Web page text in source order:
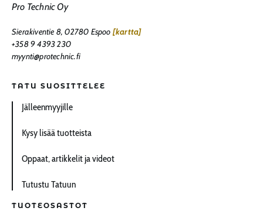
Pro Technic Oy
Sierakiventie 8, 02780 Espoo [kartta]
+358 9 4393 230
myynti@protechnic.fi
TATU SUOSITTELEE
Jälleenmyyjille
Kysy lisää tuotteista
Oppaat, artikkelit ja videot
Tutustu Tatuun
TUOTEOSASTOT